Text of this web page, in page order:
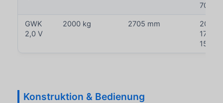
700 kg
GWK
2,0 V
2000 kg 2705 mm
2000
1700
1500
Konstruktion & Bedienung